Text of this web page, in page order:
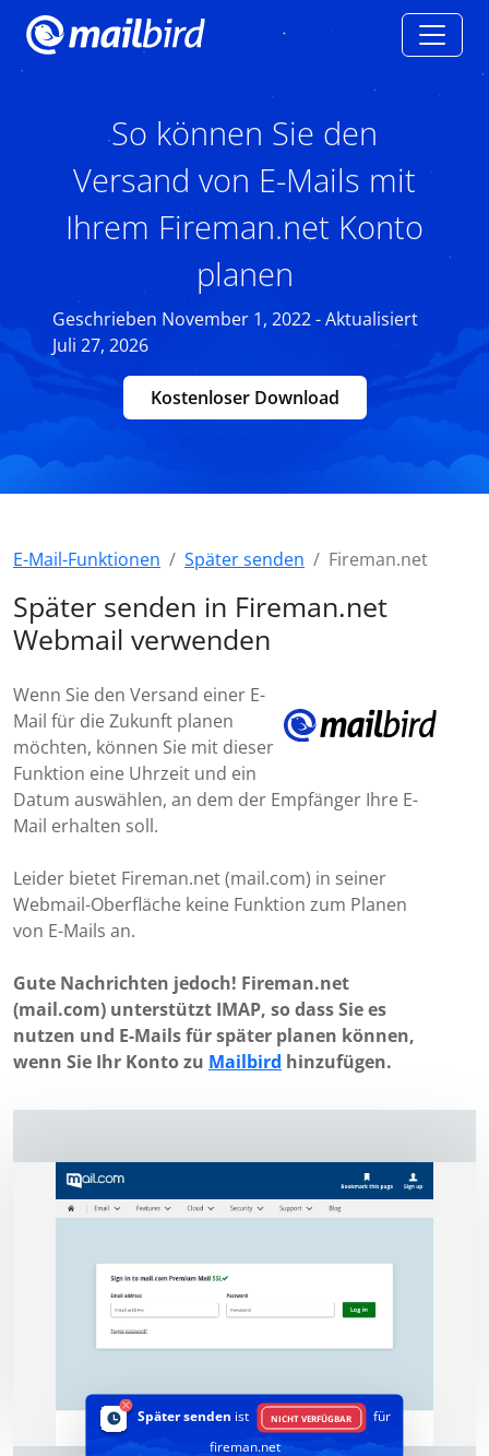
So können Sie den
Versand von E-Mails mit
Ihrem Fireman.net Konto
planen
Geschrieben November 1, 2022 - Aktualisiert
Juli 27, 2026
Kostenloser Download
E-Mail-Funktionen Später senden Fireman.net
Später senden in Fireman.net
Webmail verwenden
Wenn Sie den Versand einer E-
Mail für die Zukunft planen
möchten, können Sie mit dieser
Funktion eine Uhrzeit und ein
Datum auswählen, an dem der Empfänger Ihre E-
Mail erhalten soll.
Leider bietet Fireman.net (mail.com) in seiner
Webmail-Oberfläche keine Funktion zum Planen
von E-Mails an.
Gute Nachrichten jedoch! Fireman.net
(mail.com) unterstützt IMAP, so dass Sie es
nutzen und E-Mails für später planen können,
wenn Sie Ihr Konto zu Mailbird hinzufügen.
Später senden ist NICHT VERFÜGBAR
für
fireman.net